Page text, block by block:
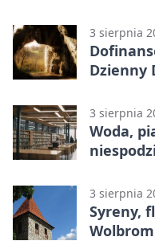
3 sierpnia
Dzienny
3 sierpnia
Woda,
3 sierpnia
Syreny,